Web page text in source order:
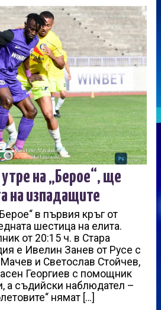
утре на „Берое“, ще
на изпадащите
в първия кръг от
шестица на елита.
от 20:15 ч. в Стара
е Ивелин Занев от Русе с
и Светослав Стойчев,
Георгиев с помощник
а съдийски наблюдател –
нямат […]